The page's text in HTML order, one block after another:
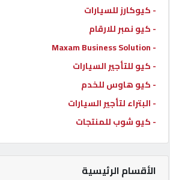
- كيوكارز للسيارات
- كيو نمبر للارقام
- Maxam Business Solution
- كيو للتأجير السيارات
- كيو هاوس للخدم
- البتراء لتأجير السيارات
- كيو شوب للمنتجات
الأقسام الرئيسية